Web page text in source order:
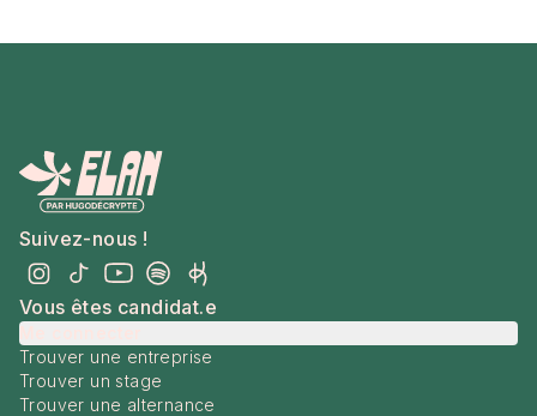
Suivez-nous !
Vous êtes candidat.e
Trouver une entreprise
Trouver un stage
Trouver une alternance